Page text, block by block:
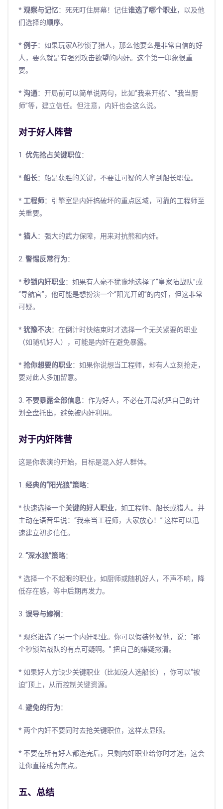
*观察与记忆：死死盯住屏幕！记住谁选了哪个职业，以及他
们选择的顺序。
*例子：如果玩家A秒锁了猎人，那么他要么是非常自信的好
人，要么就是有强烈攻击欲望的内奸。这个第一印象很重
要。
*沟通：开局前可以简单说两句，比如“我来开船”、“我当厨
师”等，建立信任。但注意，内奸也会这么说。
对于好人阵营
1.优先抢占关键职位：
*船长：船是获胜的关键，不要让可疑的人拿到船长职位。
*工程师：引擎室是内奸搞破坏的重点区域，可靠的工程师至
关重要。
*猎人：强大的武力保障，用来对抗熊和内奸。
2.警惕反常行为：
*秒锁内奸职业：如果有人毫不犹豫地选择了“皇家陆战队”或
“导航官”，他可能是想扮演一个“阳光开朗”的内奸，但这非常
可疑。
*犹豫不决：在倒计时快结束时才选择一个无关紧要的职业
（如随机好人），可能是内奸在避免暴露。
*抢你想要的职业：如果你说想当工程师，却有人立刻抢走，
要对此人多加留意。
3.不要暴露全部信息：作为好人，不必在开局就把自己的计
划全盘托出，避免被内奸利用。
对于内奸阵营
这是你表演的开始，目标是混入好人群体。
1.经典的“阳光狼”策略：
* 快速选择一个关键的好人职业，如工程师、船长或猎人。并
主动在语音里说：“我来当工程师，大家放心！” 这样可以迅
速建立初步信任。
2.“深水狼”策略：
* 选择一个不起眼的职业，如厨师或随机好人，不声不响，降
低存在感，等中后期再发力。
3.误导与嫁祸：
* 观察谁选了另一个内奸职业。你可以假装怀疑他，说：“那
个秒锁陆战队的有点可疑啊。” 把自己的嫌疑撇清。
* 如果好人方缺少关键职业（比如没人选船长），你可以“被
迫”顶上，从而控制关键资源。
4.避免的行为：
* 两个内奸不要同时去抢关键职位，这样太显眼。
* 不要在所有好人都选完后，只剩内奸职业给你时才选，这会
让你直接成为焦点。
五、总结